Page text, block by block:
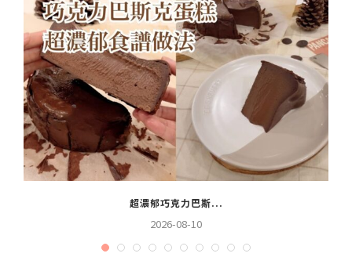
超濃郁巧克力巴斯...
2026-08-10